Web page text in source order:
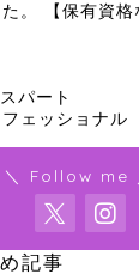
。 【保有資格
パート
ェッショナル
＼ Follow me
記事